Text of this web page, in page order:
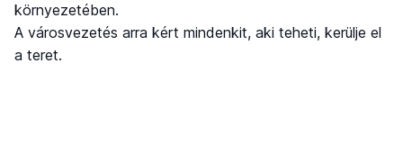
környezetében.
A városvezetés arra kért mindenkit, aki teheti, kerülje el
a teret.